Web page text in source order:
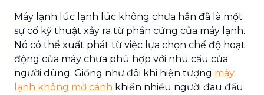
Máy lạnh lúc lạnh lúc không chưa hẳn đã là một
sự cố kỹ thuật xảy ra từ phần cứng của máy lạnh.
Nó có thể xuất phát từ việc lựa chọn chế độ hoạt
động của máy chưa phù hợp với nhu cầu của
người dùng. Giống như đôi khi hiện tượng máy
lạnh không mở cánh khiến nhiều người đau đầu